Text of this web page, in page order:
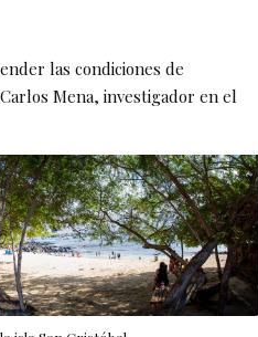
las condiciones de
Mena, investigador en el